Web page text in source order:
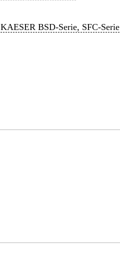
KAESER BSD-Serie, SFC-Serie